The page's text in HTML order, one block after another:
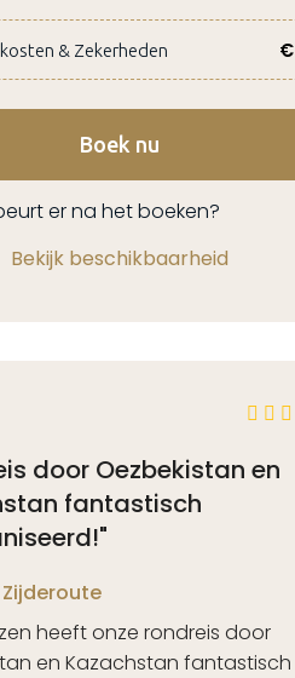
& Zekerheden €
Boek nu
er na het boeken?
Bekijk beschikbaarheid
door Oezbekistan en
fantastisch
heeft onze rondreis door
en Kazachstan fantastisch